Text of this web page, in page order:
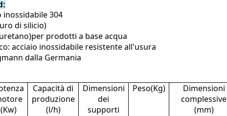
inossidabile 304
di silicio)
per prodotti a base acqua
acciaio inossidabile resistente all'usura
dalla Germania
(Kw)
Capacità di
produzione
(l/h)
Dimensioni
dei
supporti
Peso(Kg)
Dimensioni
complessive
(mm)